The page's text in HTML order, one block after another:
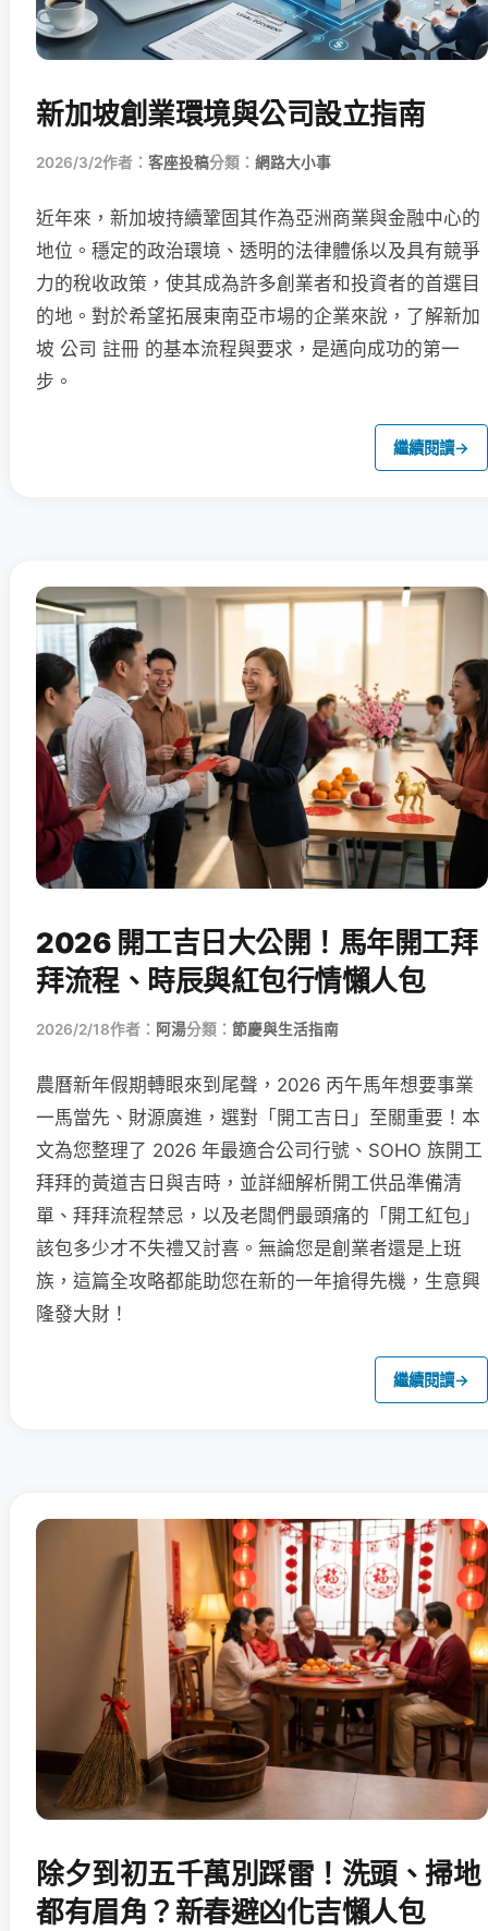
新加坡創業環境與公司設立指南
2026/3/2作者： 客座投稿分類： 網路大小事
近年來，新加坡持續鞏固其作為亞洲商業與金融中心的
地位。穩定的政治環境、透明的法律體係以及具有競爭
力的稅收政策，使其成為許多創業者和投資者的首選目
的地。對於希望拓展東南亞市場的企業來說，了解新加
坡 公司 註冊 的基本流程與要求，是邁向成功的第一
步。
繼續閱讀→
2026 開工吉日大公開！馬年開工拜
拜流程、時辰與紅包行情懶人包
2026/2/18作者： 阿湯分類： 節慶與生活指南
農曆新年假期轉眼來到尾聲，2026 丙午馬年想要事業
一馬當先、財源廣進，選對「開工吉日」至關重要！本
文為您整理了 2026 年最適合公司行號、SOHO 族開工
拜拜的黃道吉日與吉時，並詳細解析開工供品準備清
單、拜拜流程禁忌，以及老闆們最頭痛的「開工紅包」
該包多少才不失禮又討喜。無論您是創業者還是上班
族，這篇全攻略都能助您在新的一年搶得先機，生意興
隆發大財！
繼續閱讀→
除夕到初五千萬別踩雷！洗頭、掃地
都有眉角？新春避凶化吉懶人包